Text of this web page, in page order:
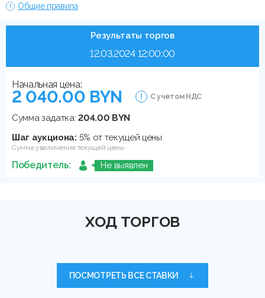
Общие правила
Результаты торгов
12.03.2024 12:00:00
Начальная цена:
2 040.00 BYN С учетом НДС
Сумма задатка:204.00 BYN
Шаг аукциона: 5% от текущей цены
Сумма увеличения текущей цены
Победитель: Не выявлен
ХОД ТОРГОВ
ПОСМОТРЕТЬ ВСЕ СТАВКИ